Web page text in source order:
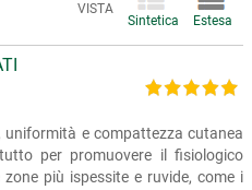
VISTA
Sintetica Estesa
uniformità e compattezza cutanea
per promuovere il fisiologico
più ispessite e ruvide, come i